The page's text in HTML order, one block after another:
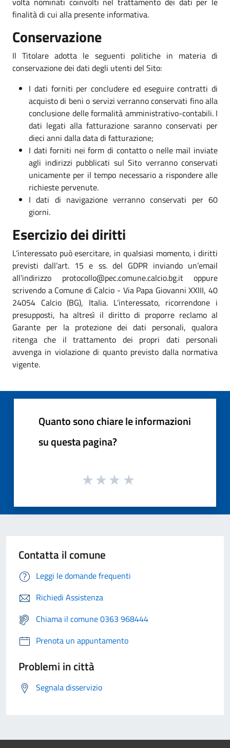
finalità di cui alla presente informativa.
Conservazione
Il Titolare adotta le seguenti politiche in materia di
conservazione dei dati degli utenti del Sito:
I dati forniti per concludere ed eseguire contratti di
acquisto di beni o servizi verranno conservati fino alla
conclusione delle formalità amministrativo-contabili. I
dati legati alla fatturazione saranno conservati per
dieci anni dalla data di fatturazione;
I dati forniti nei form di contatto o nelle mail inviate
agli indirizzi pubblicati sul Sito verranno conservati
unicamente per il tempo necessario a rispondere alle
richieste pervenute.
I dati di navigazione verranno conservati per 60
giorni.
Esercizio dei diritti
L’interessato può esercitare, in qualsiasi momento, i diritti
previsti dall’art. 15 e ss. del GDPR inviando un’email
all’indirizzo protocollo@pec.comune.calcio.bg.it oppure
scrivendo a Comune di Calcio - Via Papa Giovanni XXIII, 40
24054 Calcio (BG), Italia. L’interessato, ricorrendone i
presupposti, ha altresì il diritto di proporre reclamo al
Garante per la protezione dei dati personali, qualora
ritenga che il trattamento dei propri dati personali
avvenga in violazione di quanto previsto dalla normativa
vigente.
Quanto sono chiare le informazioni
su questa pagina?
Contatta il comune
Leggi le domande frequenti
Richiedi Assistenza
Chiama il comune 0363 968444
Prenota un appuntamento
Problemi in città
Segnala disservizio